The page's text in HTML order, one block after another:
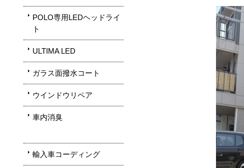
POLO専用LEDヘッドライ
ト
ULTIMA LED
ガラス面撥水コート
ウインドウリペア
車内消臭
輸入車コーディング